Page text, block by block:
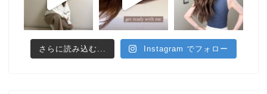
さらに読み込む... Instagram でフォロー